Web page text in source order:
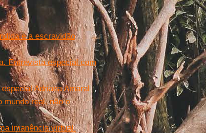
e a escravidão
Entrevista especial com
Adriana Amaral
mundo real, não o
imanência virtual.